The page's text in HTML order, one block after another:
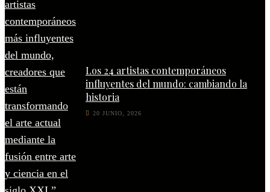
Los 24 artistas contemporáneos
influyentes del mundo: cambiando la
historia
20 JUNIO, 2026